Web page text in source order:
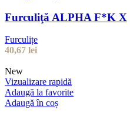
Furculiţă ALPHA F*K X
Furculițe
40,67 lei
New
Vizualizare rapidă
Adaugă la favorite
Adaugă în coș